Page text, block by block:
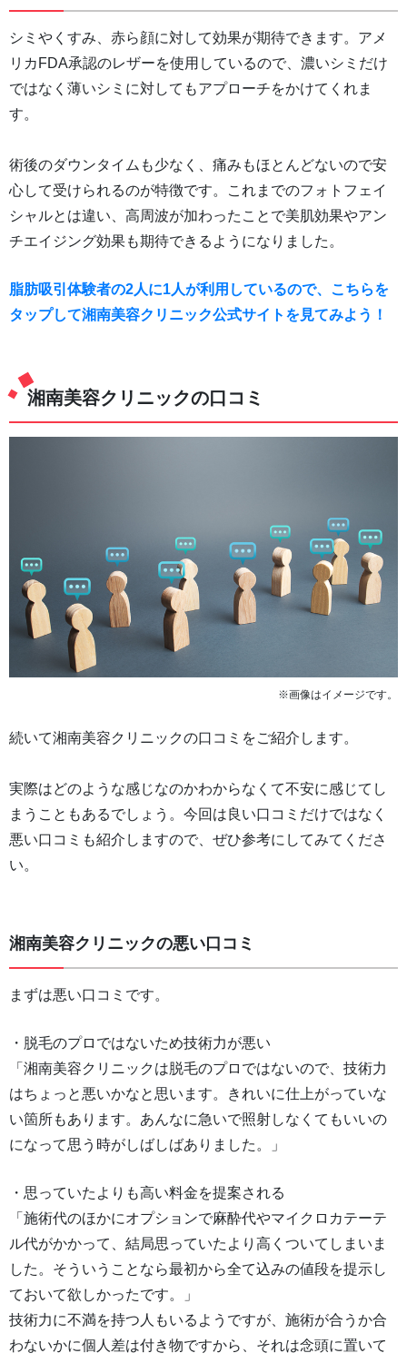
シミやくすみ、赤ら顔に対して効果が期待できます。アメ
リカFDA承認のレザーを使用しているので、濃いシミだけ
ではなく薄いシミに対してもアプローチをかけてくれま
す。
術後のダウンタイムも少なく、痛みもほとんどないので安
心して受けられるのが特徴です。これまでのフォトフェイ
シャルとは違い、高周波が加わったことで美肌効果やアン
チエイジング効果も期待できるようになりました。
脂肪吸引体験者の2人に1人が利用しているので、こちらを
タップして湘南美容クリニック公式サイトを見てみよう！
湘南美容クリニックの口コミ
※画像はイメージです。
続いて湘南美容クリニックの口コミをご紹介します。
実際はどのような感じなのかわからなくて不安に感じてし
まうこともあるでしょう。今回は良い口コミだけではなく
悪い口コミも紹介しますので、ぜひ参考にしてみてくださ
い。
湘南美容クリニックの悪い口コミ
まずは悪い口コミです。
・脱毛のプロではないため技術力が悪い
「湘南美容クリニックは脱毛のプロではないので、技術力
はちょっと悪いかなと思います。きれいに仕上がっていな
い箇所もあります。あんなに急いで照射しなくてもいいの
になって思う時がしばしばありました。」
・思っていたよりも高い料金を提案される
「施術代のほかにオプションで麻酔代やマイクロカテーテ
ル代がかかって、結局思っていたより高くついてしまいま
した。そういうことなら最初から全て込みの値段を提示し
ておいて欲しかったです。」
技術力に不満を持つ人もいるようですが、施術が合うか合
わないかに個人差は付き物ですから、それは念頭に置いて